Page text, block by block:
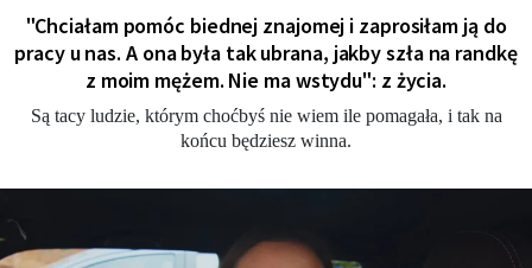
"Chciałam pomóc biednej znajomej i zaprosiłam ją do
pracy u nas. A ona była tak ubrana, jakby szła na randkę
z moim mężem. Nie ma wstydu": z życia.
Są tacy ludzie, którym choćbyś nie wiem ile pomagała, i tak na
końcu będziesz winna.